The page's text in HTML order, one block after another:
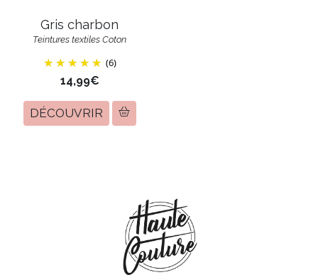
Gris charbon
Teintures textiles Coton
(6)
14,99€
DÉCOUVRIR